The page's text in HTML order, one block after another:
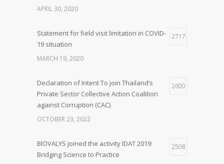
APRIL 30, 2020
Statement for field visit limitation in COVID-
19 situation
2717
MARCH 19, 2020
Declaration of Intent To join Thailand’s
Private Sector Collective Action Coalition
against Corruption (CAC)
2600
OCTOBER 23, 2022
BIOVALYS joined the activity IDAT 2019:
Bridging Science to Practice
2508